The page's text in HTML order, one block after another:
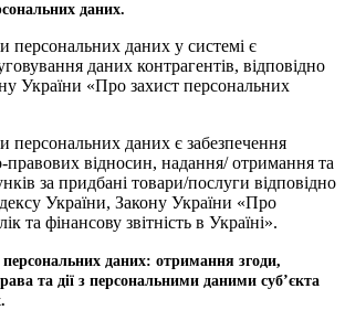
даних.
даних у системі є
даних контрагентів, відповідно
України «Про захист персональних
даних є забезпечення
правових відносин, надання/ отримання та
за придбані товари/послуги відповідно
України, Закону України «Про
та фінансову звітність в Україні».
даних: отримання згоди,
та дії з персональними даними суб’єкта